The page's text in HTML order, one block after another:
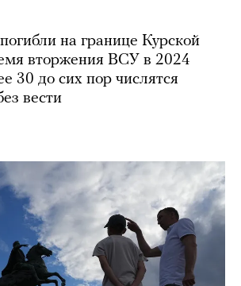
на границе Курской
вторжения ВСУ в 2024
30 до сих пор числятся
вести